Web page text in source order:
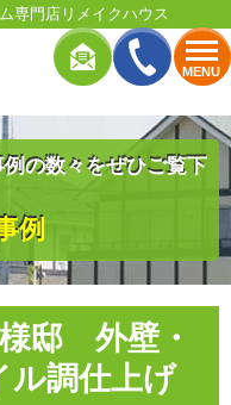
MENU
専門店リメイクハウス
の数々をぜひご覧下
例
様邸 外壁・
ル調仕上げ